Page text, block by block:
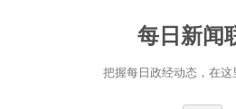
每日新闻
把握每日政经动态，在这